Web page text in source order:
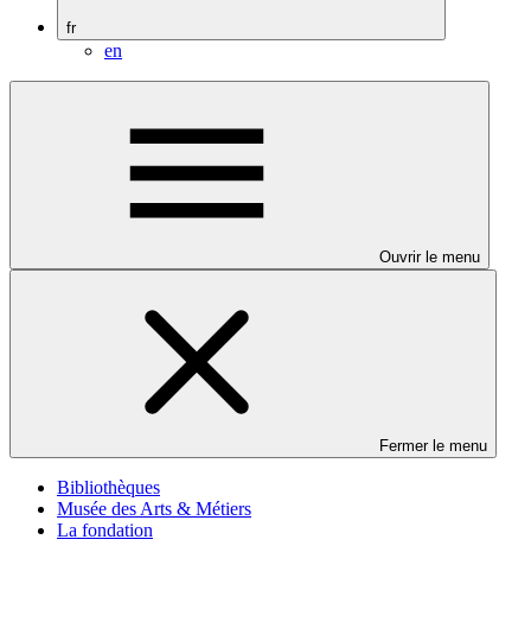
fr
en
Ouvrir le menu
Fermer le menu
Bibliothèques
Musée des Arts & Métiers
La fondation